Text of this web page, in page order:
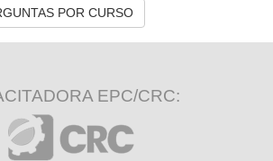
POR CURSO
EPC/CRC: